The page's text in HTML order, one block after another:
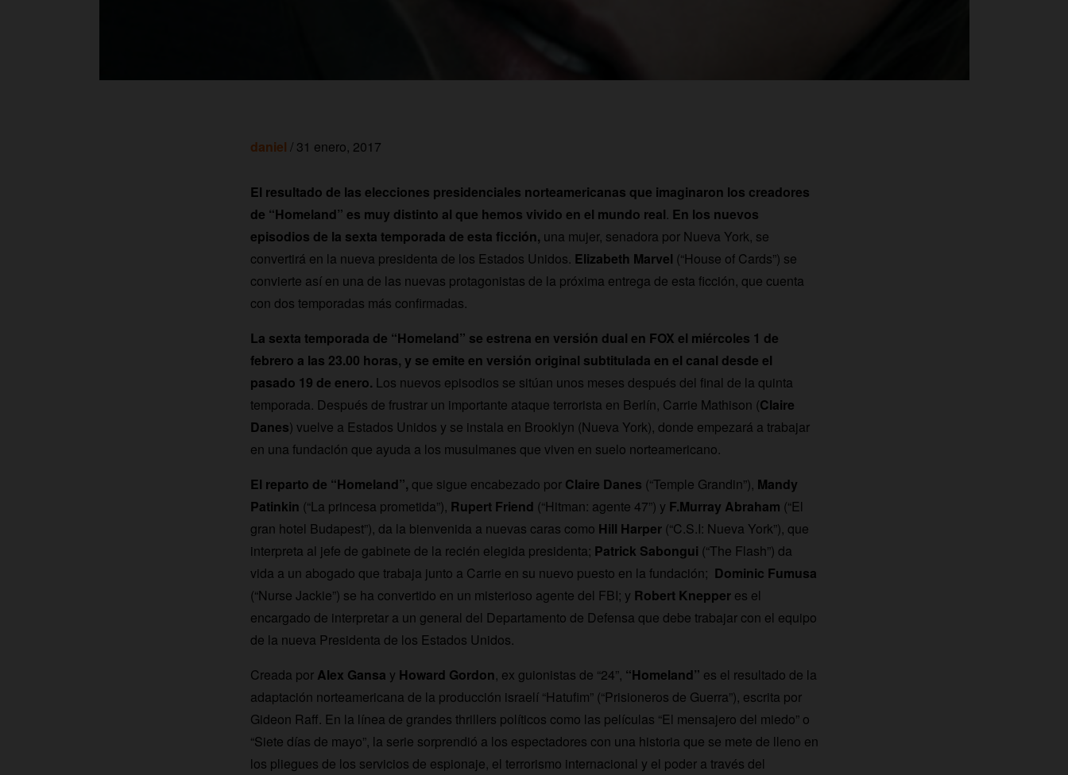
daniel / 31 enero, 2017
El resultado de las elecciones presidenciales norteamericanas que imaginaron los creadores
de “Homeland” es muy distinto al que hemos vivido en el mundo real. En los nuevos
episodios de la sexta temporada de esta ficción, una mujer, senadora por Nueva York, se
convertirá en la nueva presidenta de los Estados Unidos. Elizabeth Marvel (“House of Cards”) se
convierte así en una de las nuevas protagonistas de la próxima entrega de esta ficción, que cuenta
con dos temporadas más confirmadas.
La sexta temporada de “Homeland” se estrena en versión dual en FOX el miércoles 1 de
febrero a las 23.00 horas, y se emite en versión original subtitulada en el canal desde el
pasado 19 de enero. Los nuevos episodios se sitúan unos meses después del final de la quinta
temporada. Después de frustrar un importante ataque terrorista en Berlín, Carrie Mathison (Claire
Danes) vuelve a Estados Unidos y se instala en Brooklyn (Nueva York), donde empezará a trabajar
en una fundación que ayuda a los musulmanes que viven en suelo norteamericano.
El reparto de “Homeland”, que sigue encabezado por Claire Danes (“Temple Grandin”), Mandy
Patinkin (“La princesa prometida”), Rupert Friend (“Hitman: agente 47”) y F.Murray Abraham (“El
gran hotel Budapest”), da la bienvenida a nuevas caras como Hill Harper(“C.S.I: Nueva York”), que
interpreta al jefe de gabinete de la recién elegida presidenta; Patrick Sabongui (“The Flash”) da
vida a un abogado que trabaja junto a Carrie en su nuevo puesto en la fundación; Dominic Fumusa
(“Nurse Jackie”) se ha convertido en un misterioso agente del FBI; y Robert Knepperes el
encargado de interpretar a un general del Departamento de Defensa que debe trabajar con el equipo
de la nueva Presidenta de los Estados Unidos.
Creada por Alex Gansa y Howard Gordon, ex guionistas de “24”, “Homeland” es el resultado de la
adaptación norteamericana de la producción israelí “Hatufim” (“Prisioneros de Guerra”), escrita por
Gideon Raff. En la línea de grandes thrillers políticos como las películas “El mensajero del miedo” o
“Siete días de mayo”, la serie sorprendió a los espectadores con una historia que se mete de lleno en
los pliegues de los servicios de espionaje, el terrorismo internacional y el poder a través del